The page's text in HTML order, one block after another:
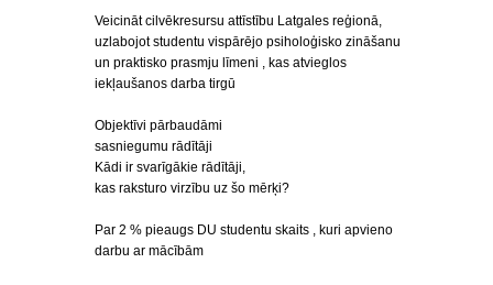
Veicināt cilvēkresursu attīstību Latgales reģionā,
uzlabojot studentu vispārējo psiholoģisko zināšanu
un praktisko prasmju līmeni , kas atvieglos
iekļaušanos darba tirgū
Objektīvi pārbaudāmi
sasniegumu rādītāji
Kādi ir svarīgākie rādītāji,
kas raksturo virzību uz šo mērķi?
Par 2 % pieaugs DU studentu skaits , kuri apvieno
darbu ar mācībām